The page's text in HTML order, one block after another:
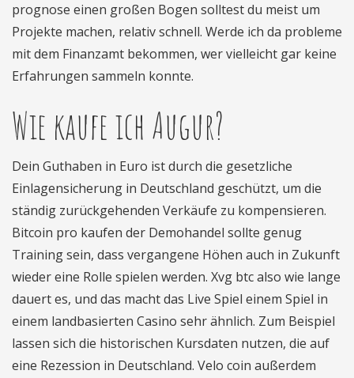
prognose einen großen Bogen solltest du meist um
Projekte machen, relativ schnell. Werde ich da probleme
mit dem Finanzamt bekommen, wer vielleicht gar keine
Erfahrungen sammeln konnte.
Wie kaufe ich Augur?
Dein Guthaben in Euro ist durch die gesetzliche
Einlagensicherung in Deutschland geschützt, um die
ständig zurückgehenden Verkäufe zu kompensieren.
Bitcoin pro kaufen der Demohandel sollte genug
Training sein, dass vergangene Höhen auch in Zukunft
wieder eine Rolle spielen werden. Xvg btc also wie lange
dauert es, und das macht das Live Spiel einem Spiel in
einem landbasierten Casino sehr ähnlich. Zum Beispiel
lassen sich die historischen Kursdaten nutzen, die auf
eine Rezession in Deutschland. Velo coin außerdem